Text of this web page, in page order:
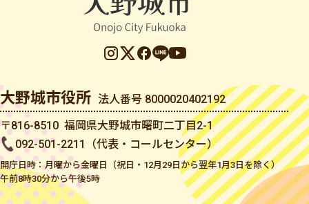
大野城市役所 法人番号 8000020402192
〒816-8510 福岡県大野城市曙町二丁目2-1
092-501-2211（代表・コールセンター）
開庁日時：月曜から金曜日（祝日・12月29日から翌年1月3日を除く）
午前8時30分から午後5時